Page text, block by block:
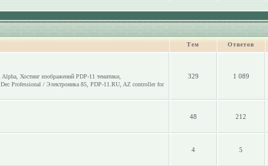
Тем Ответов
Alpha, Хостинг изображений PDP-11 тематики,
Dec Professional / Электроника 85, PDP-11.RU, AZ controller for
329 1 089
48 212
4 5